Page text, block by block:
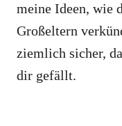
meine Ideen, wie
Großeltern
ziemlich sicher,
dir gefällt.